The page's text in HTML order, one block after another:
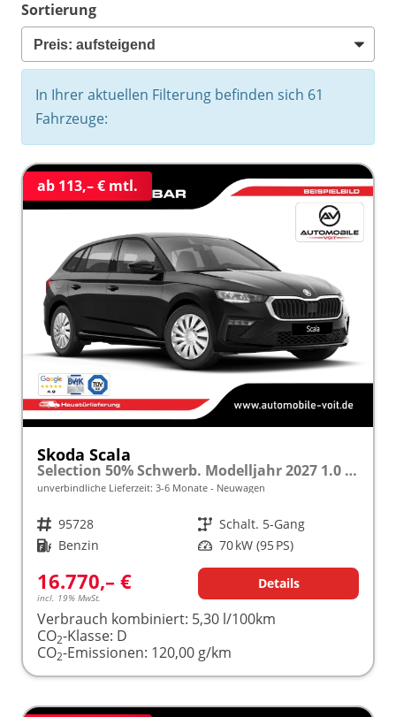
Sortierung
In Ihrer aktuellen Filterung befinden sich 61
Fahrzeuge:
ab 113,– € mtl.
Skoda Scala
Selection 50% Schwerb. Modelljahr 2027 1.0 TSI 70kW (95PS) "Sonderangebot bei Schwerbehinderung" SHZ/LED/TEMPOMAT frei konfigurierbar!
unverbindliche Lieferzeit: 3-6 Monate Neuwagen
Fahrzeugnr. 95728 Getriebe Schalt. 5-Gang
Kraftstoff Benzin Leistung 70 kW (95 PS)
16.770,– €
incl. 19% MwSt.
Details
Verbrauch kombiniert: 5,30 l/100km
CO2-Klasse: D
CO2-Emissionen: 120,00 g/km